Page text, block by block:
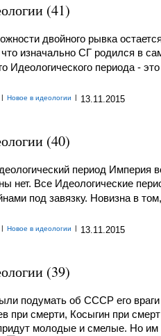
(41)
двойного рывка
изначально СГ родился в
Идеологического периода -
| Новое в идеологии | 13.11.2015
(40)
период Империя
нет. Все Идеологические
под завязку. Новизна в
| Новое в идеологии | 13.11.2015
(39)
подумать об СССР его враги
при смерти, Косыгин при
молодые и смелые. Но им